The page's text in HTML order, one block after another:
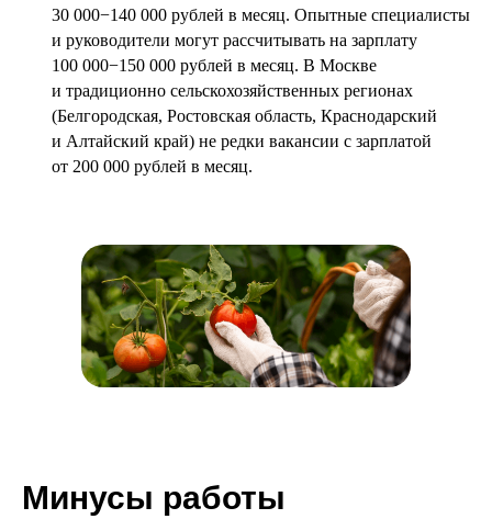
30 000−140 000 рублей в месяц. Опытные специалисты
и руководители могут рассчитывать на зарплату
100 000−150 000 рублей в месяц. В Москве
и традиционно сельскохозяйственных регионах
(Белгородская, Ростовская область, Краснодарский
и Алтайский край) не редки вакансии с зарплатой
от 200 000 рублей в месяц.
Минусы работы